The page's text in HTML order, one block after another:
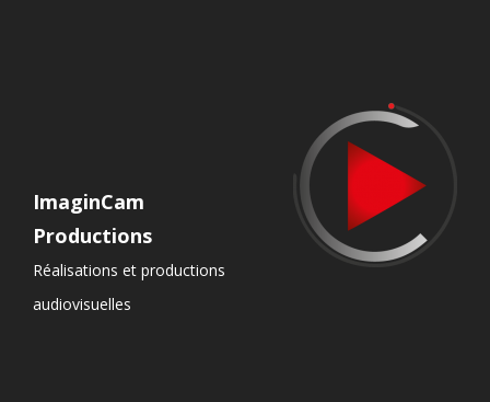
ImaginCam
Productions
Réalisations et productions
audiovisuelles